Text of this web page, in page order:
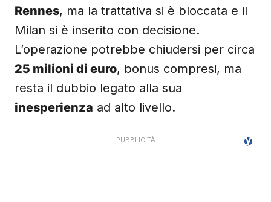
Rennes, ma la trattativa si è bloccata e il
Milan si è inserito con decisione.
L’operazione potrebbe chiudersi per circa
25 milioni di euro, bonus compresi, ma
resta il dubbio legato alla sua
inesperienza ad alto livello.